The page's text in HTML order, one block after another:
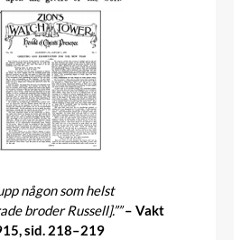
någon som helst
broder Russell].””– Vakt
sid. 218–219